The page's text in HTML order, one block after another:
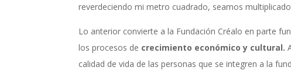
reverdeciendo mi metro cuadrado, seamos
Lo anterior convierte a la Fundación Créalo en parte
los procesos de crecimiento económico y cultural.
calidad de vida de las personas que se integren a la